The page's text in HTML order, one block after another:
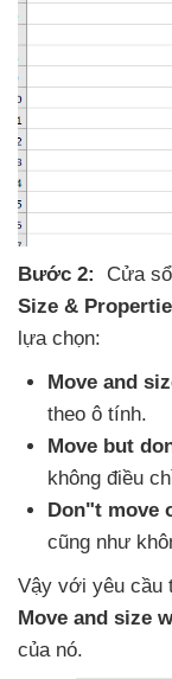
Bước 2: Cửa
Size &
lựa chọn:
Move and
theo ô tính.
Move but
không điều
Don"t move
cũng như
Vậy với yêu cầu
Move and size
của nó.